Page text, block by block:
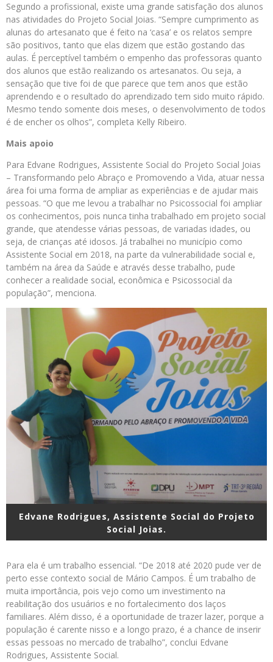
Segundo a profissional, existe uma grande satisfação dos alunos
nas atividades do Projeto Social Joias. “Sempre cumprimento as
alunas do artesanato que é feito na ‘casa’ e os relatos sempre
são positivos, tanto que elas dizem que estão gostando das
aulas. É perceptível também o empenho das professoras quanto
dos alunos que estão realizando os artesanatos. Ou seja, a
sensação que tive foi de que parece que tem anos que estão
aprendendo e o resultado do aprendizado tem sido muito rápido.
Mesmo tendo somente dois meses, o desenvolvimento de todos
é de encher os olhos”, completa Kelly Ribeiro.
Mais apoio
Para Edvane Rodrigues, Assistente Social do Projeto Social Joias
– Transformando pelo Abraço e Promovendo a Vida, atuar nessa
área foi uma forma de ampliar as experiências e de ajudar mais
pessoas. “O que me levou a trabalhar no Psicossocial foi ampliar
os conhecimentos, pois nunca tinha trabalhado em projeto social
grande, que atendesse várias pessoas, de variadas idades, ou
seja, de crianças até idosos. Já trabalhei no município como
Assistente Social em 2018, na parte da vulnerabilidade social e,
também na área da Saúde e através desse trabalho, pude
conhecer a realidade social, econômica e Psicossocial da
população”, menciona.
Edvane Rodrigues, Assistente Social do Projeto
Social Joias.
Para ela é um trabalho essencial. “De 2018 até 2020 pude ver de
perto esse contexto social de Mário Campos. É um trabalho de
muita importância, pois vejo como um investimento na
reabilitação dos usuários e no fortalecimento dos laços
familiares. Além disso, é a oportunidade de trazer lazer, porque a
população é carente nisso e a longo prazo, é a chance de inserir
essas pessoas no mercado de trabalho”, conclui Edvane
Rodrigues, Assistente Social.